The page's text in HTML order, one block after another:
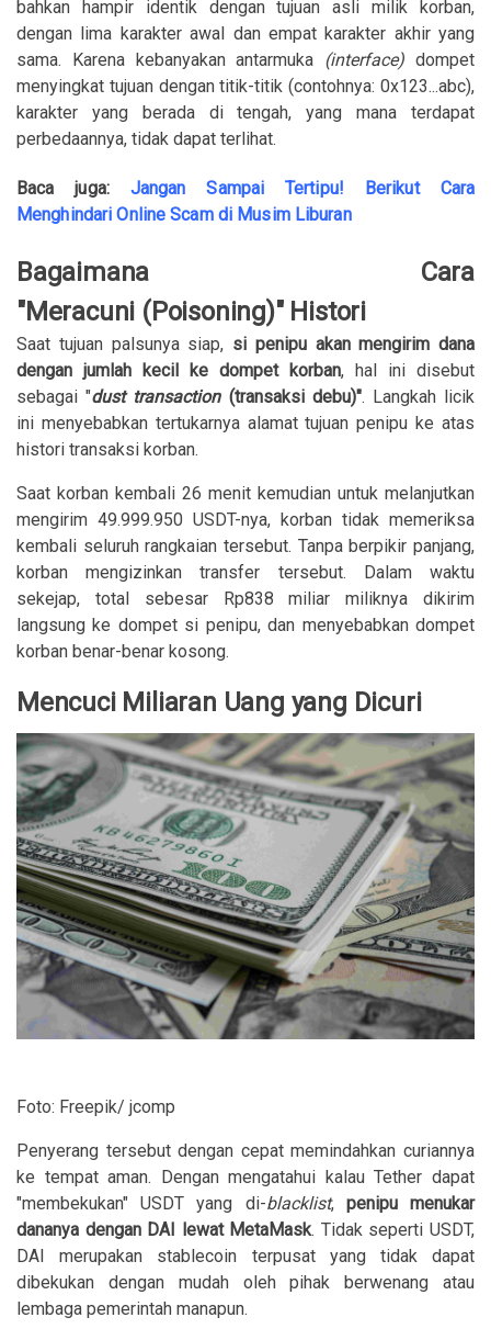
bahkan hampir identik dengan tujuan asli milik korban,
dengan lima karakter awal dan empat karakter akhir yang
sama. Karena kebanyakan antarmuka (interface)dompet
menyingkat tujuan dengan titik-titik (contohnya: 0x123...abc),
karakter yang berada di tengah, yang mana terdapat
perbedaannya, tidak dapat terlihat.
Baca juga: Jangan Sampai Tertipu! Berikut Cara
Menghindari Online Scam di Musim Liburan
Bagaimana Cara
"Meracuni (Poisoning)" Histori
Saat tujuan palsunya siap, si penipu akan mengirim dana
dengan jumlah kecil ke dompet korban, hal ini disebut
sebagai "dust transaction (transaksi debu)". Langkah licik
ini menyebabkan tertukarnya alamat tujuan penipu ke atas
histori transaksi korban.
Saat korban kembali 26 menit kemudian untuk melanjutkan
mengirim 49.999.950 USDT-nya, korban tidak memeriksa
kembali seluruh rangkaian tersebut. Tanpa berpikir panjang,
korban mengizinkan transfer tersebut. Dalam waktu
sekejap, total sebesar Rp838 miliar miliknya dikirim
langsung ke dompet si penipu, dan menyebabkan dompet
korban benar-benar kosong.
Mencuci Miliaran Uang yang Dicuri
Foto: Freepik/ jcomp
Penyerang tersebut dengan cepat memindahkan curiannya
ke tempat aman. Dengan mengatahui kalau Tether dapat
"membekukan" USDT yang di-blacklist, penipu menukar
dananya dengan DAI lewat MetaMask. Tidak seperti USDT,
DAI merupakan stablecoin terpusat yang tidak dapat
dibekukan dengan mudah oleh pihak berwenang atau
lembaga pemerintah manapun.